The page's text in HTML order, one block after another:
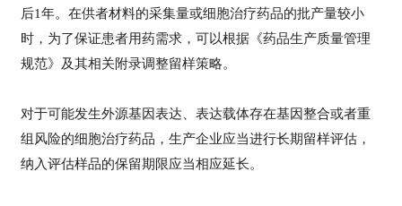
后1年。在供者材料的采集量或细胞治疗药品的批产量较小
时，为了保证患者用药需求，可以根据《药品生产质量管理
规范》及其相关附录调整留样策略。
对于可能发生外源基因表达、表达载体存在基因整合或者重
组风险的细胞治疗药品，生产企业应当进行长期留样评估，
纳入评估样品的保留期限应当相应延长。